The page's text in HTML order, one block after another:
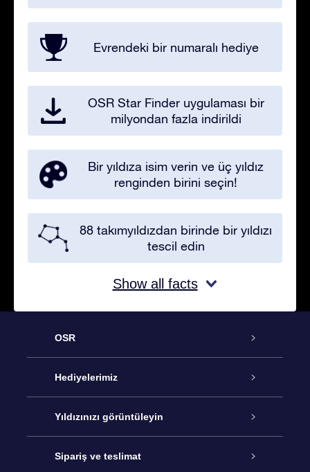
Evrendeki bir numaralı hediye
OSR Star Finder uygulaması bir
milyondan fazla indirildi
Bir yıldıza isim verin ve üç yıldız
renginden birini seçin!
88 takımyıldızdan birinde bir yıldızı
tescil edin
Show all facts
OSR
Hizmet
İletişim
Blogu
Hediyelerimiz
Çevrimiçi Yıldız Hediyesi
OSR Hediye Paketi
Yıldızınızı görüntüleyin
Star Register
Sipariş ve teslimat